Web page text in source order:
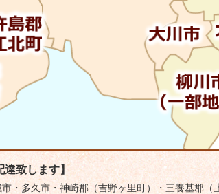
達致します】
・多久市・神崎郡（吉野ヶ里町）・三養基郡（